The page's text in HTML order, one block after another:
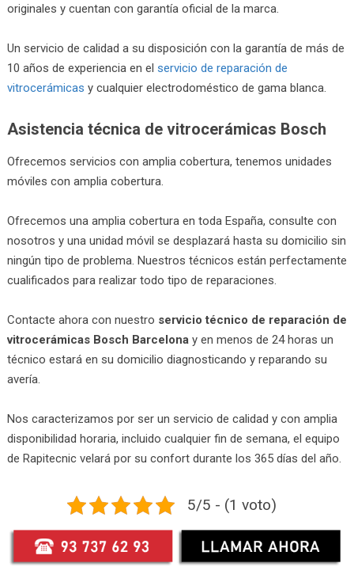
originales y cuentan con garantía oficial de la marca.
Un servicio de calidad a su disposición con la garantía de más de
10 años de experiencia en el servicio de reparación de
vitrocerámicas y cualquier electrodoméstico de gama blanca.
Asistencia técnica de vitrocerámicas Bosch
Ofrecemos servicios con amplia cobertura, tenemos unidades
móviles con amplia cobertura.
Ofrecemos una amplia cobertura en toda España, consulte con
nosotros y una unidad móvil se desplazará hasta su domicilio sin
ningún tipo de problema. Nuestros técnicos están perfectamente
cualificados para realizar todo tipo de reparaciones.
Contacte ahora con nuestro servicio técnico de reparación de
vitrocerámicas Bosch Barcelonay en menos de 24 horas un
técnico estará en su domicilio diagnosticando y reparando su
avería.
Nos caracterizamos por ser un servicio de calidad y con amplia
disponibilidad horaria, incluido cualquier fin de semana, el equipo
de Rapitecnic velará por su confort durante los 365 días del año.
5/5 - (1 voto)